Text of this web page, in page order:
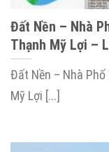
Đất Nền – Nhà
Thạnh Mỹ Lợi –
Đất Nền – Nhà Phố
Mỹ Lợi [...]